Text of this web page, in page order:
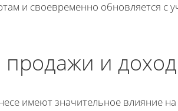
и своевременно обновляется с
продажи и
имеют значительное влияние